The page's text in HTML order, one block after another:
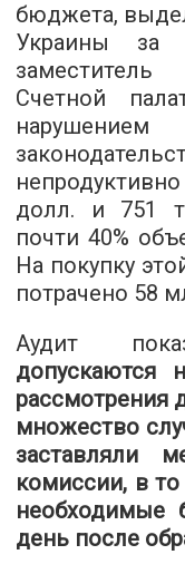
бюджета,
Украины за
заместитель
Счетной
долл. и 751
почти 40%
На покупку
потрачено 58
Аудит
допускаются
рассмотрения
множество
заставляли
комиссии, в
необходимые
день после